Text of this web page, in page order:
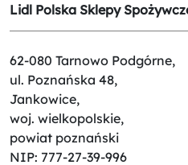
Lidl Polska Sklepy
62-080 Tarnowo Podgórne,
ul. Poznańska 48,
Jankowice,
woj. wielkopolskie,
powiat poznański
NIP: 777-27-39-996